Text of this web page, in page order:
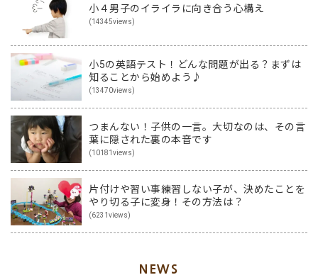
小４男子のイライラに向き合う心構え
(14345views)
小5の英語テスト！どんな問題が出る？まずは
知ることから始めよう♪
(13470views)
つまんない！子供の一言。大切なのは、その言
葉に隠された裏の本音です
(10181views)
片付けや習い事練習しない子が、決めたことを
やり切る子に変身！その方法は？
(6231views)
NEWS